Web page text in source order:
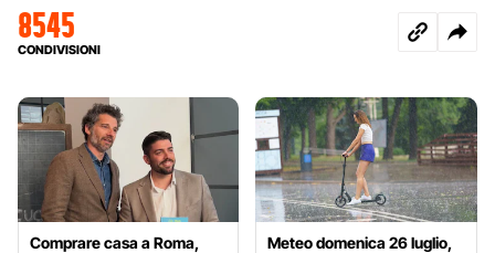
8545
CONDIVISIONI
Comprare casa a Roma,
Meteo domenica 26 luglio,